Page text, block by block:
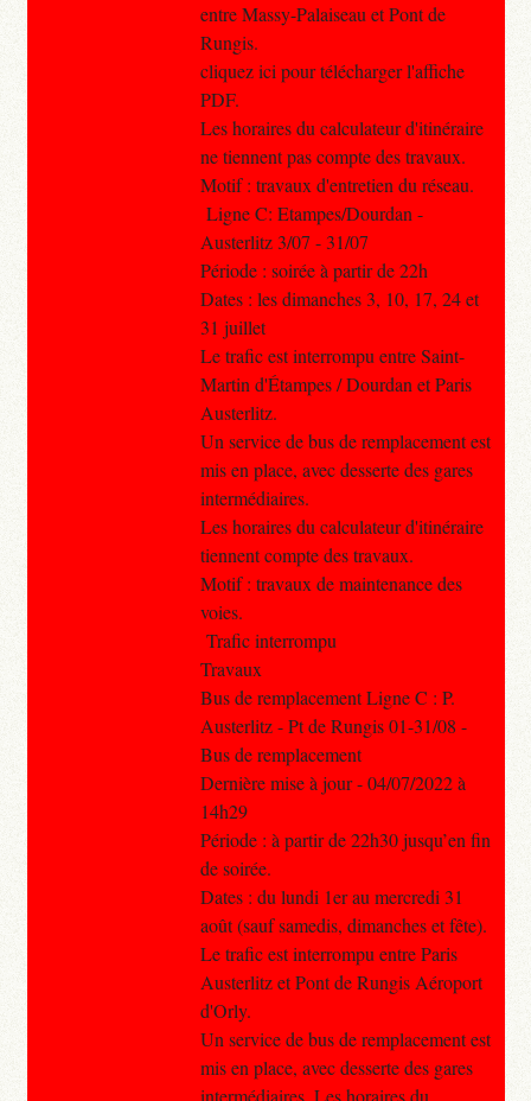
entre Massy-Palaiseau et Pont de
Rungis.
cliquez ici pour télécharger l'affiche
PDF.
Les horaires du calculateur d'itinéraire
ne tiennent pas compte des travaux.​
Motif : travaux d'entretien du réseau.
Ligne C: Etampes/Dourdan -
Austerlitz 3/07 - 31/07
Période : soirée à partir de 22h
Dates : les dimanches 3, 10, 17, 24 et
31 juillet
Le trafic est interrompu entre Saint-
Martin d'Étampes / Dourdan et Paris
Austerlitz.
Un service de bus de remplacement est
mis en place, avec desserte des gares
intermédiaires.
Les horaires du calculateur d'itinéraire
tiennent compte des travaux.
Motif : travaux de maintenance des
voies.
Trafic interrompu
Travaux
Bus de remplacement Ligne C : P.
Austerlitz - Pt de Rungis 01-31/08 -
Bus de remplacement
Dernière mise à jour - 04/07/2022 à
14h29
Période : à partir de 22h30 jusqu’en fin
de soirée.
Dates : du lundi 1er au mercredi 31
août (sauf samedis, dimanches et fête).
Le trafic est interrompu entre Paris
Austerlitz et Pont de Rungis Aéroport
d'Orly.
Un service de bus de remplacement est
mis en place, avec desserte des gares
intermédiaires. Les horaires du